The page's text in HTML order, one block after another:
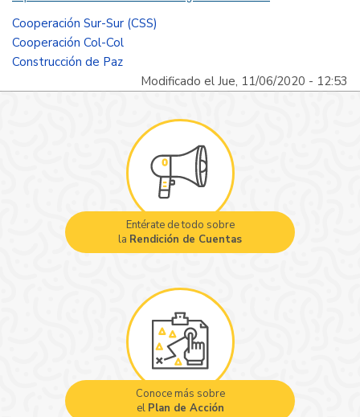
Cooperación Sur-Sur (CSS)
Cooperación Col-Col
Construcción de Paz
Modificado el Jue, 11/06/2020 - 12:53
Entérate de todo sobre
la Rendición de Cuentas
Conoce más sobre
el Plan de Acción